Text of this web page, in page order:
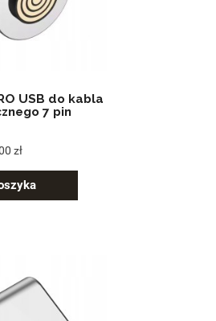
USB do kabla
7 pin
zł